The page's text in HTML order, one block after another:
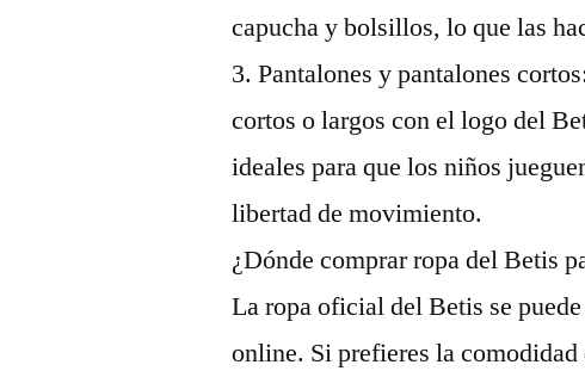
capucha y bolsillos, lo que las
3. Pantalones y pantalones
cortos o largos con el logo del
ideales para que los niños
libertad de movimiento.
¿Dónde comprar ropa del Betis
La ropa oficial del Betis se
online. Si prefieres la comodidad